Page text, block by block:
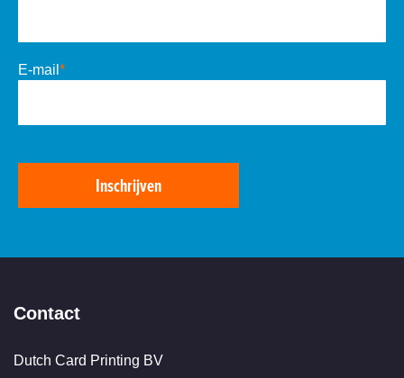
E-mail *
Inschrijven
Contact
Dutch Card Printing BV